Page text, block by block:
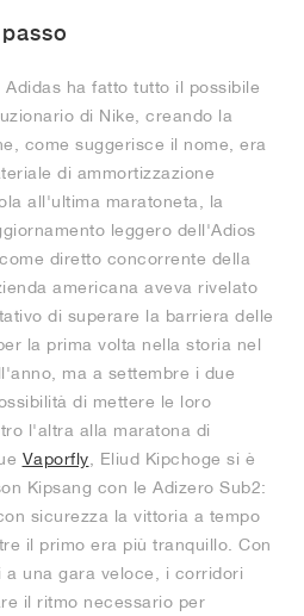
ha fatto tutto il possibile
di Nike, creando la
come suggerisce il nome, era
di ammortizzazione
all'ultima maratoneta, la
leggero dell'Adios
diretto concorrente della
americana aveva rivelato
di superare la barriera delle
la prima volta nella storia nel
ma a settembre i due
di mettere le loro
l'altra alla maratona di
Vaporfly, Eliud Kipchoge si è
Kipsang con le Adizero Sub2:
sicurezza la vittoria a tempo
il primo era più tranquillo. Con
a una gara veloce, i corridori
il ritmo necessario per